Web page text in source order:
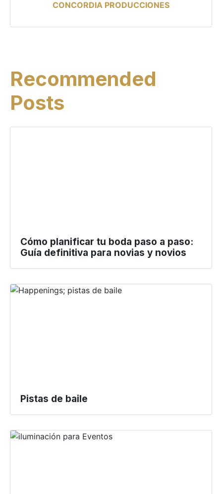
CONCORDIA PRODUCCIONES
Recommended
Posts
Cómo planificar tu boda paso a paso:
Guía definitiva para novias y novios
Pistas de baile